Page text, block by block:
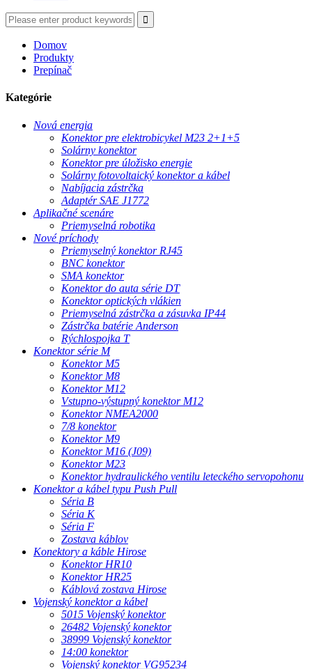
Domov
Produkty
Prepínač
Kategórie
Nová energia
Konektor pre elektrobicykel M23 2+1+5
Solárny konektor
Konektor pre úložisko energie
Solárny fotovoltaický konektor a kábel
Nabíjacia zástrčka
Adaptér SAE J1772
Aplikačné scenáre
Priemyselná robotika
Nové príchody
Priemyselný konektor RJ45
BNC konektor
SMA konektor
Konektor do auta série DT
Konektor optických vlákien
Priemyselná zástrčka a zásuvka IP44
Zástrčka batérie Anderson
Rýchlospojka T
Konektor série M
Konektor M5
Konektor M8
Konektor M12
Vstupno-výstupný konektor M12
Konektor NMEA2000
7/8 konektor
Konektor M9
Konektor M16 (J09)
Konektor M23
Konektor hydraulického ventilu leteckého servopohonu
Konektor a kábel typu Push Pull
Séria B
Séria K
Séria F
Zostava káblov
Konektory a káble Hirose
Konektor HR10
Konektor HR25
Káblová zostava Hirose
Vojenský konektor a kábel
5015 Vojenský konektor
26482 Vojenský konektor
38999 Vojenský konektor
14:00 konektor
Vojenský konektor VG95234